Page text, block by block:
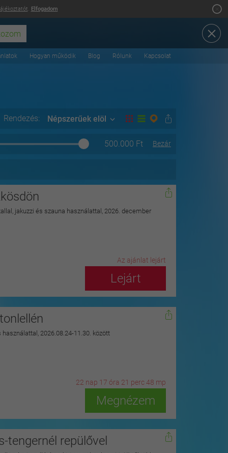
. Elfogadom
Hogyan működik Blog Rólunk Kapcsolat
Rendezés: Népszerűek elöl
Bezár
500.000 Ft
jakuzzi és szauna használattal, 2026. december
Az ajánlat lejárt
Lejárt
2026.08.24-11.30. között
22 nap 17 óra 21 perc46 mp
Megnézem
tengernél repülővel